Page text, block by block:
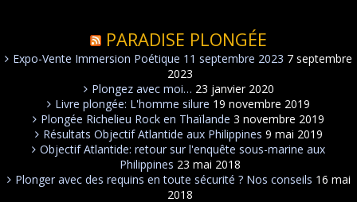
PARADISE PLONGÉE
Expo-Vente Immersion Poétique 11 septembre 2023 7 septembre
2023
Plongez avec moi… 23 janvier 2020
Livre plongée: L'homme silure 19 novembre 2019
Plongée Richelieu Rock en Thaïlande 3 novembre 2019
Résultats Objectif Atlantide aux Philippines 9 mai 2019
Objectif Atlantide: retour sur l'enquête sous-marine aux
Philippines 23 mai 2018
Plonger avec des requins en toute sécurité ? Nos conseils 16 mai
2018